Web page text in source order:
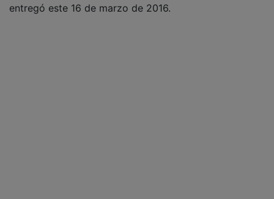
entregó este 16 de marzo de 2016.